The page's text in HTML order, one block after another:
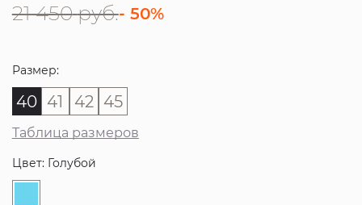
21 450 руб.- 50%
Размер:
40 41 42 45
Таблица размеров
Цвет: Голубой